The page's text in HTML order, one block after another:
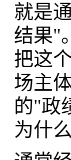
就是
结果"
把这
场主
的"政
为什